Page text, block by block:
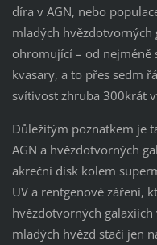
díra v AGN, nebo
mladých hvězdotvorných
ohromující – od nejméně
kvasary, a to přes sedm
svítivost zhruba 300krát
Důležitým poznatkem je
AGN a hvězdotvorných
akreční disk kolem
UV a rentgenové záření,
hvězdotvorných
mladých hvězd stačí jen